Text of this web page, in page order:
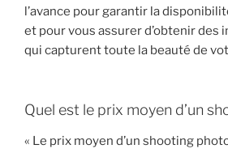
l’avance pour garantir la
et pour vous assurer d’obtenir des
qui capturent toute la beauté de
Quel est le prix moyen d’un
« Le prix moyen d’un shooting